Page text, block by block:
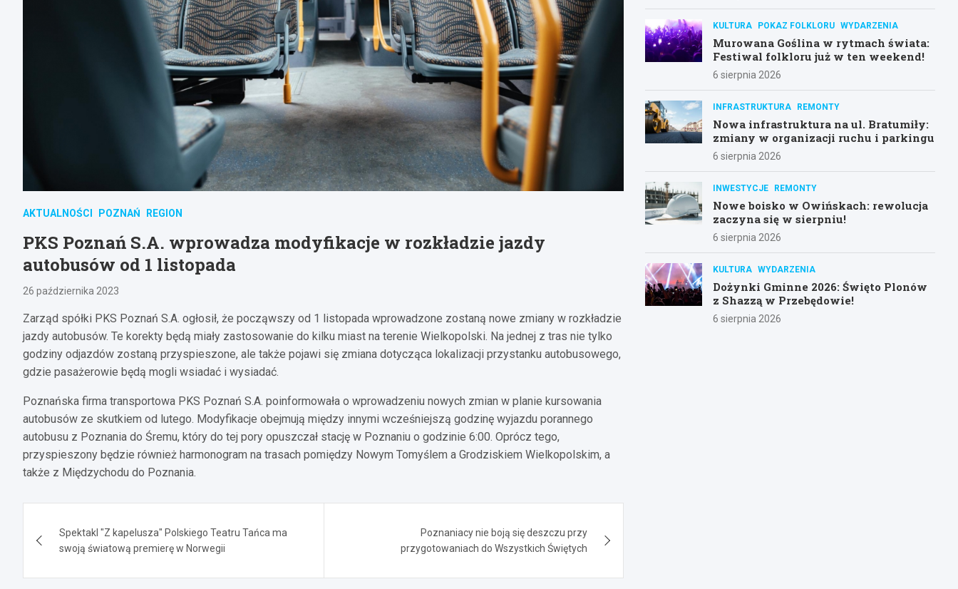
AKTUALNOŚCI POZNAŃ REGION
PKS Poznań S.A. wprowadza modyfikacje w rozkładzie jazdy
autobusów od 1 listopada
26 października 2023
Zarząd spółki PKS Poznań S.A. ogłosił, że począwszy od 1 listopada wprowadzone zostaną nowe zmiany w rozkładzie
jazdy autobusów. Te korekty będą miały zastosowanie do kilku miast na terenie Wielkopolski. Na jednej z tras nie tylko
godziny odjazdów zostaną przyspieszone, ale także pojawi się zmiana dotycząca lokalizacji przystanku autobusowego,
gdzie pasażerowie będą mogli wsiadać i wysiadać.
Poznańska firma transportowa PKS Poznań S.A. poinformowała o wprowadzeniu nowych zmian w planie kursowania
autobusów ze skutkiem od lutego. Modyfikacje obejmują między innymi wcześniejszą godzinę wyjazdu porannego
autobusu z Poznania do Śremu, który do tej pory opuszczał stację w Poznaniu o godzinie 6:00. Oprócz tego,
przyspieszony będzie również harmonogram na trasach pomiędzy Nowym Tomyślem a Grodziskiem Wielkopolskim, a
także z Międzychodu do Poznania.
wpisu
Spektakl "Z kapelusza" Polskiego Teatru Tańca ma
swoją światową premierę w Norwegii
Poznaniacy nie boją się deszczu przy
przygotowaniach do Wszystkich Świętych
KULTURA POKAZ FOLKLORU WYDARZENIA
Murowana Goślina w rytmach świata:
Festiwal folkloru już w ten weekend!
6 sierpnia 2026
INFRASTRUKTURA REMONTY
Nowa infrastruktura na ul. Bratumiły:
zmiany w organizacji ruchu i parkingu
6 sierpnia 2026
INWESTYCJE REMONTY
Nowe boisko w Owińskach: rewolucja
zaczyna się w sierpniu!
6 sierpnia 2026
KULTURA WYDARZENIA
Dożynki Gminne 2026: Święto Plonów
z Shazzą w Przebędowie!
6 sierpnia 2026